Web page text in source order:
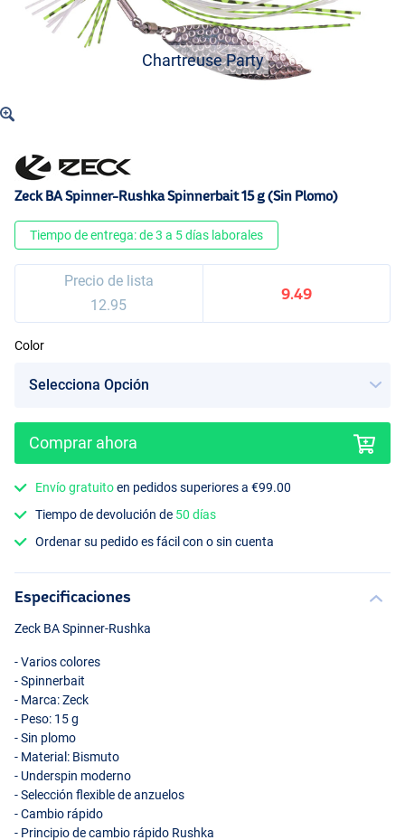
Chartreuse Party
Moor Kiwi
Zeck BA Spinner-Rushka Spinnerbait 15 g (Sin Plomo)
Tiempo de entrega: de 3 a 5 días laborales
Precio de lista
12.95
9.49
Color
Comprar ahora
Envío gratuitoen pedidos superiores a €99.00
Tiempo de devolución de 50 días
Ordenar su pedido es fácil con o sin cuenta
Especificaciones
Zeck BA Spinner-Rushka
- Varios colores
- Spinnerbait
- Marca: Zeck
- Peso: 15 g
- Sin plomo
- Material: Bismuto
- Underspin moderno
- Selección flexible de anzuelos
- Cambio rápido
- Principio de cambio rápido Rushka